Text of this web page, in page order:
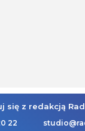
się z redakcją
22